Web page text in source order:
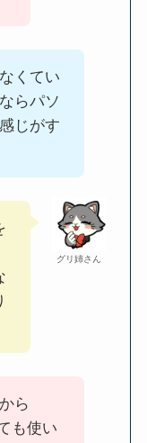
くてい
らパソ
じがす
グリ姉さん
ら
も使い